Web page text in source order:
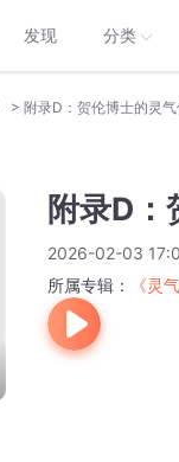
发现 分类
> 附录D：贺伦博士的灵气
附录D：
2026-02-03
所属专辑：
《灵